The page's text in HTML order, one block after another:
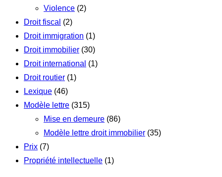
Violence (2)
Droit fiscal (2)
Droit immigration (1)
Droit immobilier (30)
Droit international (1)
Droit routier (1)
Lexique (46)
Modèle lettre (315)
Mise en demeure (86)
Modèle lettre droit immobilier (35)
Prix (7)
Propriété intellectuelle (1)